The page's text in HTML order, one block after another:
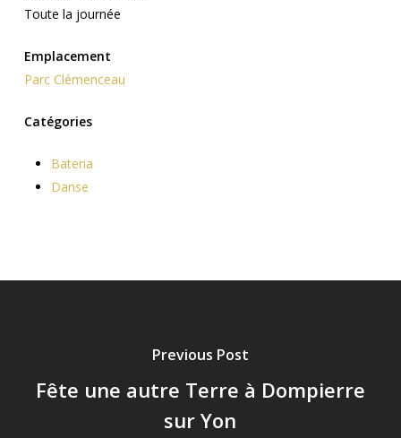
Toute la journée
Emplacement
Parc Clémenceau
Catégories
Bateria
Danse
Previous Post
Fête une autre Terre à Dompierre
sur Yon